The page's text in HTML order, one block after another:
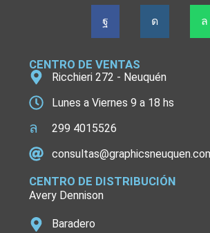
CENTRO DE VENTAS
Ricchieri 272 - Neuquén
Lunes a Viernes 9 a 18 hs
299 4015526
CENTRO DE DISTRIBUCIÓN
Avery Dennison
Baradero